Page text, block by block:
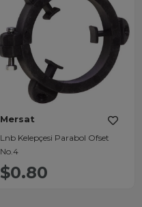
Mersat
Lnb Kelepçesi Parabol Ofset
No.4
$0.80